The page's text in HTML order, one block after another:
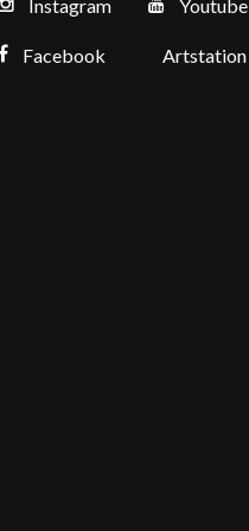
Instagram
Facebook
Youtube
Artstation